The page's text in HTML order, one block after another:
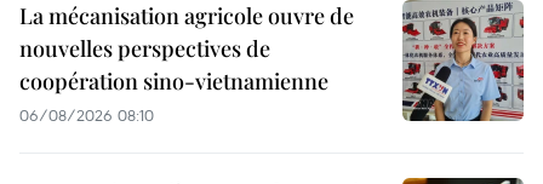
La mécanisation agricole ouvre de
nouvelles perspectives de
coopération sino-vietnamienne
06/08/2026 08:10